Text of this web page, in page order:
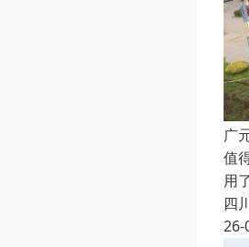
广
值
用
四
26-